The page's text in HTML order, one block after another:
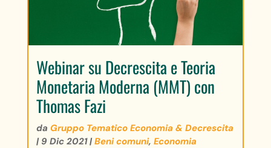
Webinar su Decrescita e Teoria
Monetaria Moderna (MMT) con
Thomas Fazi
da Gruppo Tematico Economia & Decrescita
| 9 Dic 2021|Beni comuni, Economia